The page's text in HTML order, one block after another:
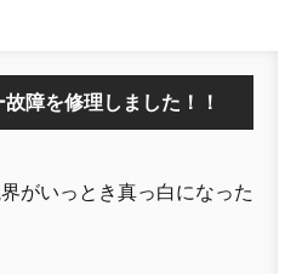
障を修理しました！！
がいっとき真っ白になった